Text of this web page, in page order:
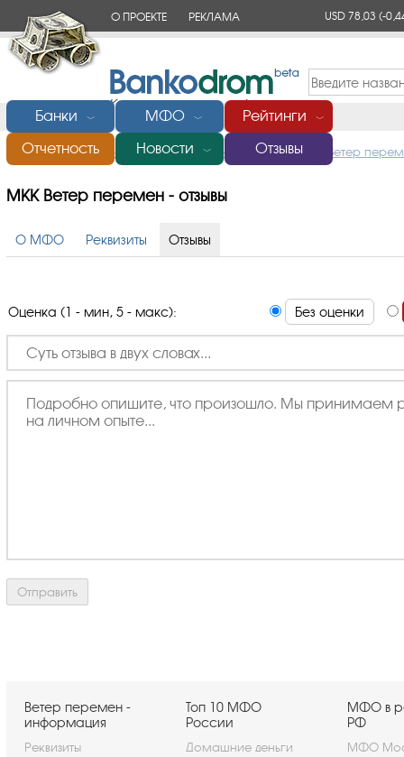
О ПРОЕКТЕ РЕКЛАМА USD 78,03(-
Банки ﹀ МФО ﹀ Рейтинги ﹀
Отчетность Новости ﹀ Отзывы
Главная/Микрофинансовые организации (МФО) Ветер
МКК Ветер перемен - отзывы
О МФО Реквизиты Отзывы
Оценка (1 - мин, 5 - макс): Без оценки
Ветер перемен -
информация
Реквизиты
Топ 10 МФО
России
Домашние деньги
МФО в
РФ
МФО